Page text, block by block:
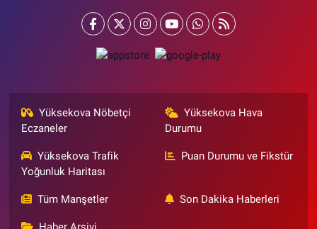
Yüksekova Nöbetçi
Eczaneler
Yüksekova Hava
Durumu
Yüksekova Trafik
Yoğunluk Haritası
Puan Durumu ve Fikstür
Tüm Manşetler Son Dakika Haberleri